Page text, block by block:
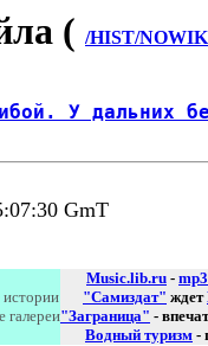
( /HIST/
У дальних
GmT
галереи
Music.lib.ru - mp3
"Самиздат" ждет
"Заграница" -
Водный туризм -